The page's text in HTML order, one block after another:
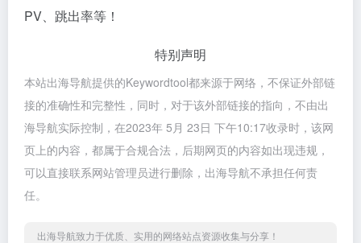
PV、跳出率等！
特别声明
本站出海导航提供的Keywordtool都来源于网络，不保证外部链
接的准确性和完整性，同时，对于该外部链接的指向，不由出
海导航实际控制，在2023年 5月 23日 下午10:17收录时，该网
页上的内容，都属于合规合法，后期网页的内容如出现违规，
可以直接联系网站管理员进行删除，出海导航不承担任何责
任。
出海导航致力于优质、实用的网络站点资源收集与分享！